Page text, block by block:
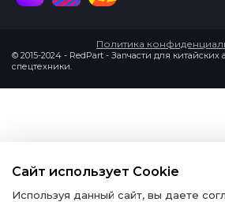
© 2015-2024 - RedPart - Запчасти для
спецтехники.
Политика
Сайт использует Cookie
Используя данный сайт, вы даете